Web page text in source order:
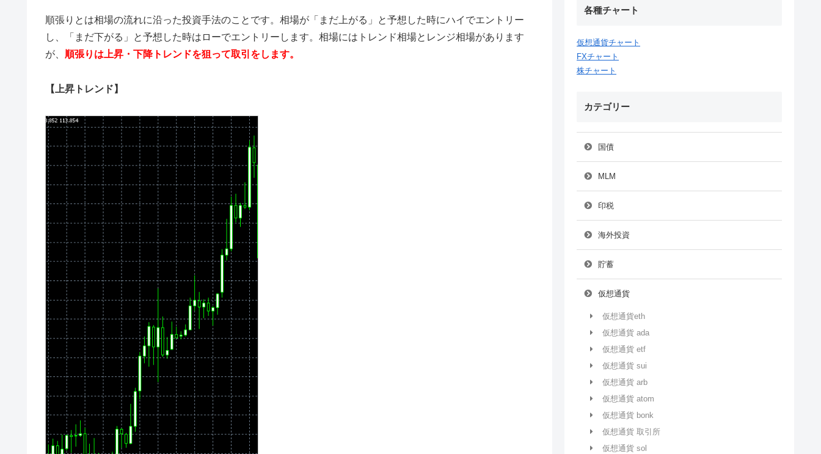
順張りとは相場の流れに沿った投資手法のことです。相場が「まだ上がる」と予想した時にハイでエントリー
し、「まだ下がる」と予想した時はローでエントリーします。相場にはトレンド相場とレンジ相場があります
が、 順張りは上昇・下降トレンドを狙って取引をします。
【上昇トレンド】
各種チャート
仮想通貨チャート
FXチャート
株チャート
カテゴリー
国債
MLM
印税
海外投資
貯蓄
仮想通貨
仮想通貨eth
仮想通貨 ada
仮想通貨 etf
仮想通貨 sui
仮想通貨 arb
仮想通貨 atom
仮想通貨 bonk
仮想通貨 取引所
仮想通貨 sol